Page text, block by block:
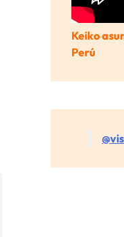
Keiko
Perú